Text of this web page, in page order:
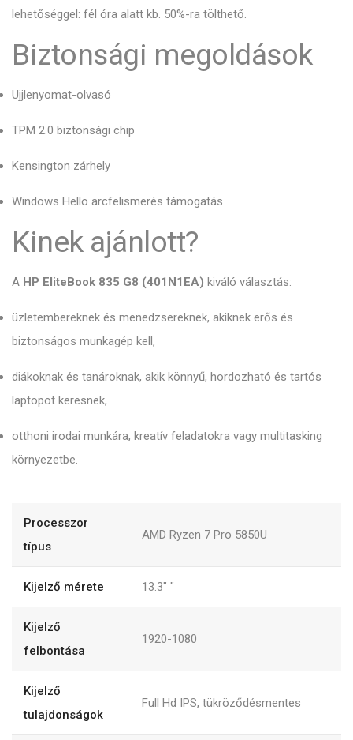
lehetőséggel: fél óra alatt kb. 50%-ra tölthető.
Biztonsági megoldások
Ujjlenyomat-olvasó
TPM 2.0 biztonsági chip
Kensington zárhely
Windows Hello arcfelismerés támogatás
Kinek ajánlott?
A HP EliteBook 835 G8 (401N1EA) kiváló választás:
üzletembereknek és menedzsereknek, akiknek erős és
biztonságos munkagép kell,
diákoknak és tanároknak, akik könnyű, hordozható és tartós
laptopot keresnek,
otthoni irodai munkára, kreatív feladatokra vagy multitasking
környezetbe.
Processzor
típus
AMD Ryzen 7 Pro 5850U
Kijelző mérete 13.3" "
Kijelző
felbontása
1920-1080
Kijelző
tulajdonságok
Full Hd IPS, tükröződésmentes